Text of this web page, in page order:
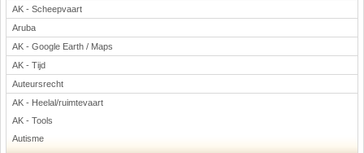
AK - Scheepvaart
Aruba
AK - Google Earth / Maps
AK - Tijd
Auteursrecht
AK - Heelal/ruimtevaart
AK - Tools
Autisme